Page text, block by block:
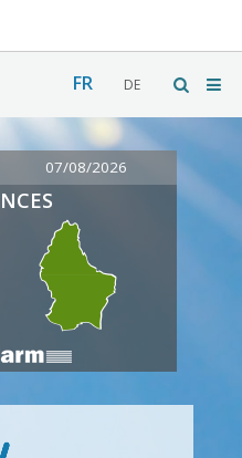
FR DE
07/08/2026